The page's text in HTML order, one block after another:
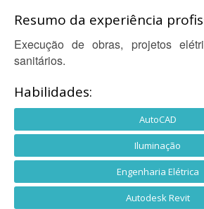
Resumo da experiência
Execução de obras, projetos
sanitários.
Habilidades:
AutoCAD
Iluminação
Engenharia Elétrica
Autodesk Revit